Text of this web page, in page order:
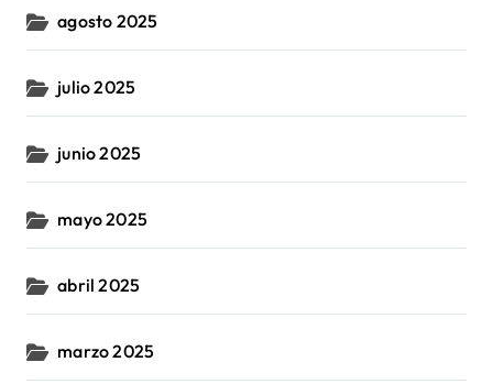
agosto 2025
julio 2025
junio 2025
mayo 2025
abril 2025
marzo 2025